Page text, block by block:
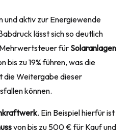
und aktiv zur Energiewende
lässt sich so deutlich
für Solaranlagen
zu 19% führen, was die
die Weitergabe dieser
können.
. Ein Beispiel hierfür ist
von bis zu 500 € für Kauf und